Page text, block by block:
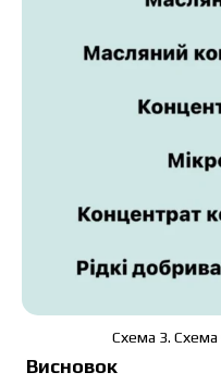
Схема 3. Схема
Висновок